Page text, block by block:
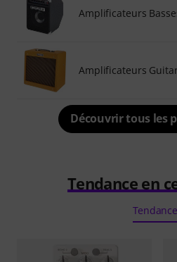
Amplificateurs
Amplificateurs
Découvrir tous les
Tendance en